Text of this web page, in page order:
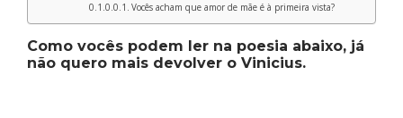
Vocês acham que amor de mãe é à primeira vista?
Como vocês podem ler na poesia abaixo, já
não quero mais devolver o Vinicius.